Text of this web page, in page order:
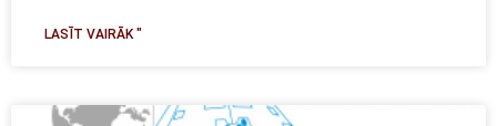
LASĪT VAIRĀK "